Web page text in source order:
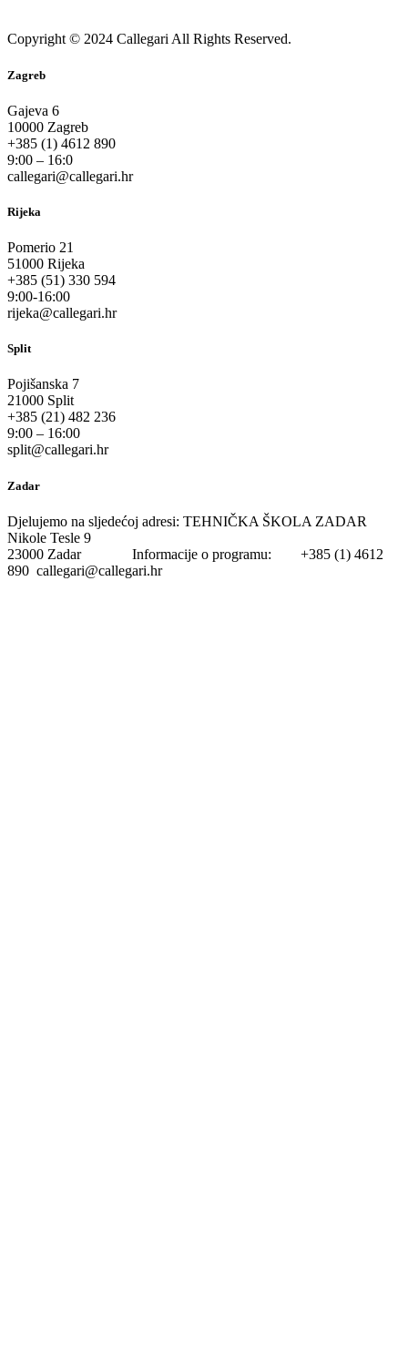
Copyright © 2024 Callegari All Rights Reserved.
Zagreb
Gajeva 6
10000 Zagreb
+385 (1) 4612 890
9:00 – 16:0
callegari@callegari.hr
Rijeka
Pomerio 21
51000 Rijeka
+385 (51) 330 594
9:00-16:00
rijeka@callegari.hr
Split
Pojišanska 7
21000 Split
+385 (21) 482 236
9:00 – 16:00
split@callegari.hr
Zadar
Djelujemo na sljedećoj adresi: TEHNIČKA ŠKOLA ZADAR
Nikole Tesle 9
23000 Zadar Informacije o programu: +385 (1) 4612
890 callegari@callegari.hr